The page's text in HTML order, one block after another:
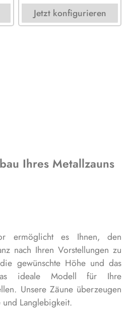
Jetzt konfigurieren
Ihres Metallzauns
ermöglicht es Ihnen, den
nach Ihren Vorstellungen zu
gewünschte Höhe und das
ideale Modell für Ihre
Unsere Zäune überzeugen
Langlebigkeit.